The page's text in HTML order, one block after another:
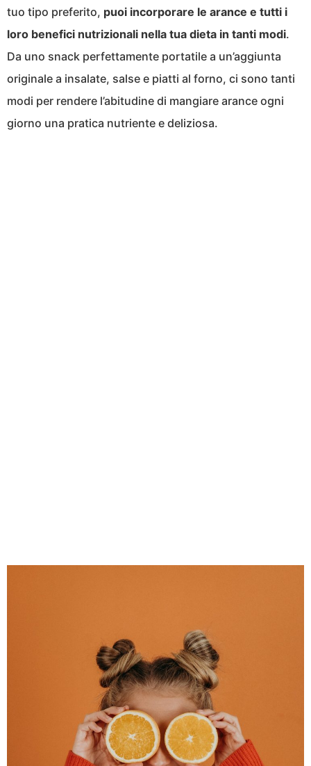
tuo tipo preferito, puoi incorporare le arance e tutti i
loro benefici nutrizionali nella tua dieta in tanti modi.
Da uno snack perfettamente portatile a un’aggiunta
originale a insalate, salse e piatti al forno, ci sono tanti
modi per rendere l’abitudine di mangiare arance ogni
giorno una pratica nutriente e deliziosa.